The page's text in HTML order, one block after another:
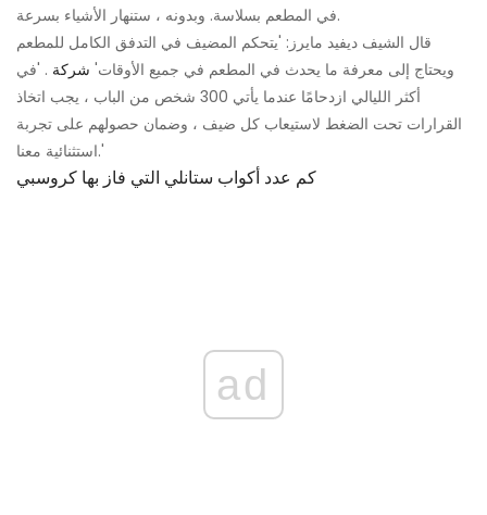
في المطعم بسلاسة. وبدونه ، ستنهار الأشياء بسرعة.
قال الشيف ديفيد مايرز: 'يتحكم المضيف في التدفق الكامل للمطعم
ويحتاج إلى معرفة ما يحدث في المطعم في جميع الأوقات' شركة . 'في
أكثر الليالي ازدحامًا عندما يأتي 300 شخص من الباب ، يجب اتخاذ
القرارات تحت الضغط لاستيعاب كل ضيف ، وضمان حصولهم على تجربة
استثنائية معنا.'
كم عدد أكواب ستانلي التي فاز بها كروسبي
ad